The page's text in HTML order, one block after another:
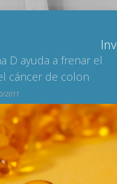
responsable de la
peso de los enfermos
de cáncer
2011